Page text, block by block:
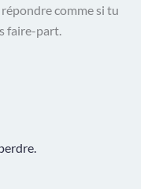
comme si tu
faire-part.